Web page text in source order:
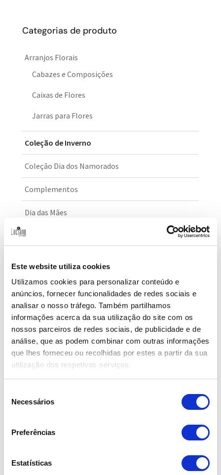
Este website utiliza cookies
Utilizamos cookies para personalizar conteúdo e
anúncios, fornecer funcionalidades de redes sociais e
analisar o nosso tráfego. Também partilhamos
informações acerca da sua utilização do site com os
nossos parceiros de redes sociais, de publicidade e de
análise, que as podem combinar com outras informações
que lhes forneceu ou recolhidas por estes a partir da sua
utilização dos respetivos serviços.
Necessários
Preferências
Estatísticas
Categorias de produto
Arranjos Florais
Cabazes e Composições
Caixas de Flores
Jarras para Flores
Coleção de Inverno
Coleção Dia dos Namorados
Complementos
Dia das Mães
Girassol
Ocasiões Especiais
Aniversário
Bouquets de Noiva
Coleção de Páscoa
Funeral
Paixão e Romance
Para Ele
Peónias